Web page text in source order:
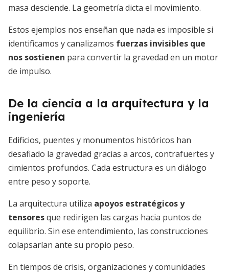
masa desciende. La geometría dicta el movimiento.
Estos ejemplos nos enseñan que nada es imposible si
identificamos y canalizamos fuerzas invisibles que
nos sostienen para convertir la gravedad en un motor
de impulso.
De la ciencia a la arquitectura y la
ingeniería
Edificios, puentes y monumentos históricos han
desafiado la gravedad gracias a arcos, contrafuertes y
cimientos profundos. Cada estructura es un diálogo
entre peso y soporte.
La arquitectura utiliza apoyos estratégicos y
tensoresque redirigen las cargas hacia puntos de
equilibrio. Sin ese entendimiento, las construcciones
colapsarían ante su propio peso.
En tiempos de crisis, organizaciones y comunidades